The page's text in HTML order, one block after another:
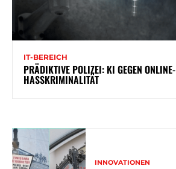
IT-BEREICH
PRÄDIKTIVE POLIZEI: KI GEGEN ONLINE-
HASSKRIMINALITÄT
INNOVATIONEN